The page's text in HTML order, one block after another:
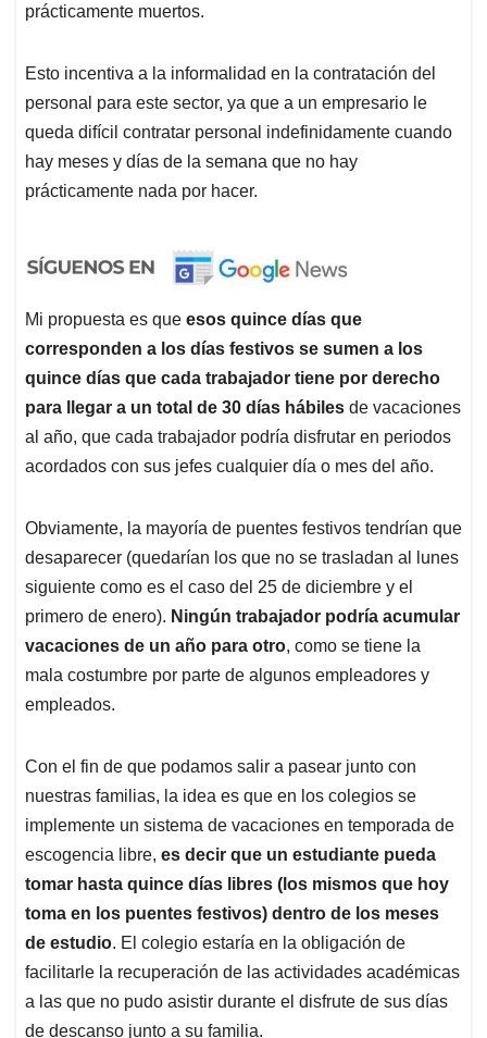
prácticamente muertos.
Esto incentiva a la informalidad en la contratación del
personal para este sector, ya que a un empresario le
queda difícil contratar personal indefinidamente cuando
hay meses y días de la semana que no hay
prácticamente nada por hacer.
Mi propuesta es que esos quince días que
corresponden a los días festivos se sumen a los
quince días que cada trabajador tiene por derecho
para llegar a un total de 30 días hábiles de vacaciones
al año, que cada trabajador podría disfrutar en periodos
acordados con sus jefes cualquier día o mes del año.
Obviamente, la mayoría de puentes festivos tendrían que
desaparecer (quedarían los que no se trasladan al lunes
siguiente como es el caso del 25 de diciembre y el
primero de enero). Ningún trabajador podría acumular
vacaciones de un año para otro, como se tiene la
mala costumbre por parte de algunos empleadores y
empleados.
Con el fin de que podamos salir a pasear junto con
nuestras familias, la idea es que en los colegios se
implemente un sistema de vacaciones en temporada de
escogencia libre, es decir que un estudiante pueda
tomar hasta quince días libres (los mismos que hoy
toma en los puentes festivos) dentro de los meses
de estudio. El colegio estaría en la obligación de
facilitarle la recuperación de las actividades académicas
a las que no pudo asistir durante el disfrute de sus días
de descanso junto a su familia.